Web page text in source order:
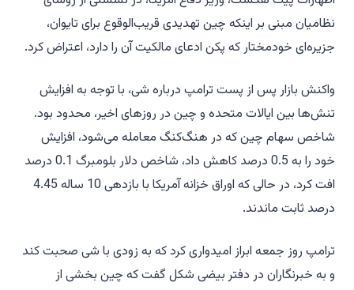
نظامیان مبنی بر اینکه چین تهدیدی قریب‌الوقوع برای تایوان،
جزیره‌ای خودمختار که پکن ادعای مالکیت آن را دارد، اعتراض کرد.
واکنش بازار پس از پست ترامپ درباره شی، با توجه به افزایش
تنش‌ها بین ایالات متحده و چین در روزهای اخیر، محدود بود.
شاخص سهام چین که در هنگ‌کنگ معامله می‌شود، افزایش
خود را به 0.5 درصد کاهش داد، شاخص دلار بلومبرگ 0.1 درصد
افت کرد، در حالی که اوراق خزانه آمریکا با بازدهی 10 ساله 4.45
درصد ثابت ماندند.
ترامپ روز جمعه ابراز امیدواری کرد که به زودی با شی صحبت کند
و به خبرنگاران در دفتر بیضی شکل گفت که چین بخشی از